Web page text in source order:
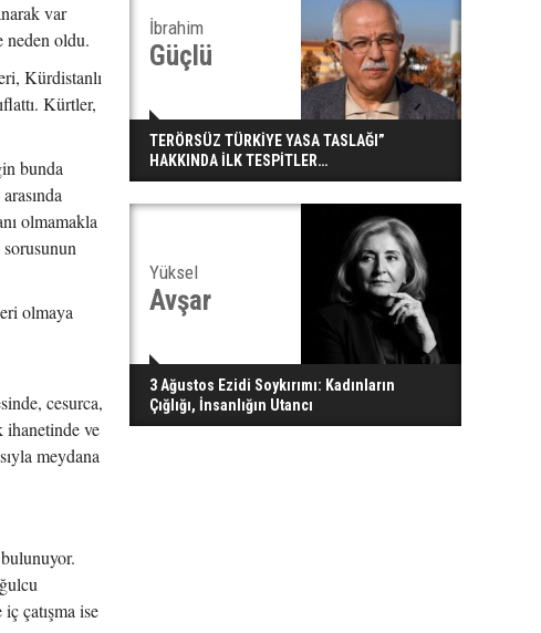
var
neden oldu.
Kürdistanlı
Kürtler,
bunda
olmamakla
olmaya
cesurca,
ihanetinde ve
meydana
çatışma ise
İbrahim
Güçlü
TERÖRSÜZ TÜRKİYE YASA TASLAĞI”
HAKKINDA İLK TESPİTLER…
Yüksel
Avşar
3 Ağustos Ezidi Soykırımı: Kadınların
Çığlığı, İnsanlığın Utancı